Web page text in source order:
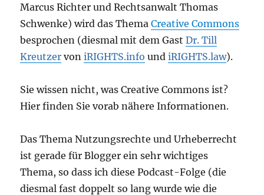
Marcus Richter und Rechtsanwalt Thomas
Schwenke) wird das ThemaCreative Commons
besprochen (diesmal mit dem GastDr. Till
Kreutzer voniRIGHTS.info undiRIGHTS.law).
Sie wissen nicht, was Creative Commons ist?
Hier finden Sie vorab nähere Informationen.
Das Thema Nutzungsrechte und Urheberrecht
ist gerade für Blogger ein sehr wichtiges
Thema, so dass ich diese Podcast-Folge (die
diesmal fast doppelt so lang wurde wie die